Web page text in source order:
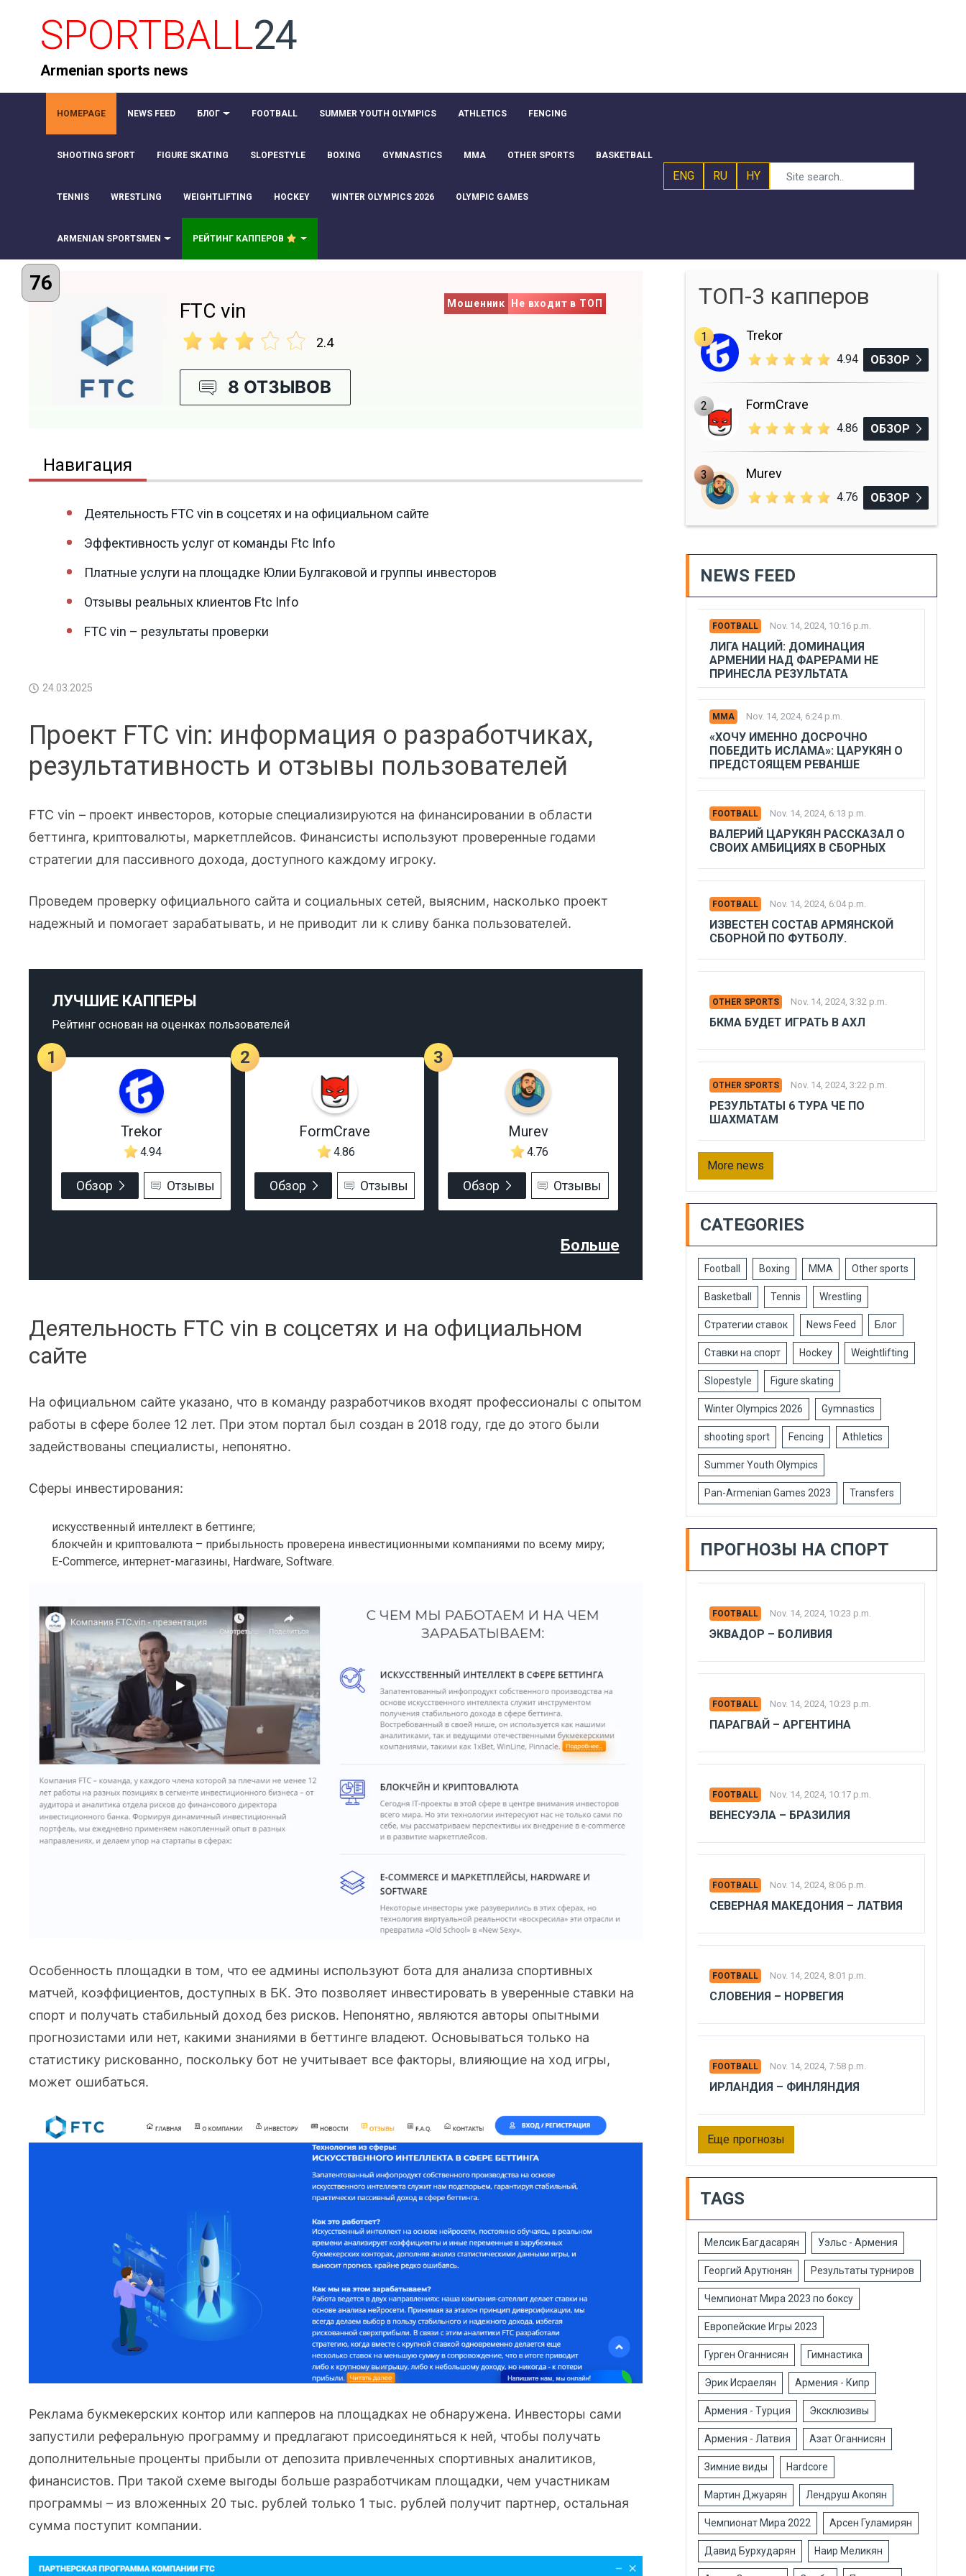
SPORTBALL24
Armenian sports news
HOMEPAGE NEWS FEED БЛОГ FOOTBALL SUMMER YOUTH OLYMPICS ATHLETICS FENCING
SHOOTING SPORT FIGURE SKATING SLOPESTYLE BOXING GYMNASTICS MMA OTHER SPORTS BASKETBALL
TENNIS WRESTLING WEIGHTLIFTING HOCKEY WINTER OLYMPICS 2026 OLYMPIC GAMES
ARMENIAN SPORTSMEN РЕЙТИНГ КАППЕРОВ
ENG RU HY
76
FTC vin
2.4
Мошенник Не входит в ТОП
8 ОТЗЫВОВ
Навигация
Деятельность FTC vin в соцсетях и на официальном сайте
Эффективность услуг от команды Ftc Info
Платные услуги на площадке Юлии Булгаковой и группы инвесторов
Отзывы реальных клиентов Ftc Info
FTC vin – результаты проверки
24.03.2025
Проект FTC vin: информация о разработчиках,
результативность и отзывы пользователей
FTC vin – проект инвесторов, которые специализируются на финансировании в области
беттинга, криптовалюты, маркетплейсов. Финансисты используют проверенные годами
стратегии для пассивного дохода, доступного каждому игроку.
Проведем проверку официального сайта и социальных сетей, выясним, насколько проект
надежный и помогает зарабатывать, и не приводит ли к сливу банка пользователей.
ЛУЧШИЕ КАППЕРЫ
Рейтинг основан на оценках пользователей
1
Trekor
4.94
Обзор Отзывы
2
FormCrave
4.86
Обзор Отзывы
3
Murev
4.76
Обзор Отзывы
Больше
Деятельность FTC vin в соцсетях и на официальном
сайте
На официальном сайте указано, что в команду разработчиков входят профессионалы с опытом
работы в сфере более 12 лет. При этом портал был создан в 2018 году, где до этого были
задействованы специалисты, непонятно.
Сферы инвестирования:
искусственный интеллект в беттинге;
блокчейн и криптовалюта – прибыльность проверена инвестиционными компаниями по всему миру;
E-Commerce, интернет-магазины, Hardware, Software.
Особенность площадки в том, что ее админы используют бота для анализа спортивных
матчей, коэффициентов, доступных в БК. Это позволяет инвестировать в уверенные ставки на
спорт и получать стабильный доход без рисков. Непонятно, являются авторы опытными
прогнозистами или нет, какими знаниями в беттинге владеют. Основываться только на
статистику рискованно, поскольку бот не учитывает все факторы, влияющие на ход игры,
может ошибаться.
Реклама букмекерских контор или капперов на площадках не обнаружена. Инвесторы сами
запустили реферальную программу и предлагают присоединяться к ней, чтобы получать
дополнительные проценты прибыли от депозита привлеченных спортивных аналитиков,
финансистов. При такой схеме выгоды больше разработчикам площадки, чем участникам
программы – из вложенных 20 тыс. рублей только 1 тыс. рублей получит партнер, остальная
сумма поступит компании.
ТОП-3 капперов
1 Trekor
4.94 ОБЗОР
2 FormCrave
4.86 ОБЗОР
3 Murev
4.76 ОБЗОР
NEWS FEED
FOOTBALL Nov. 14, 2024, 10:16 p.m.
ЛИГА НАЦИЙ: ДОМИНАЦИЯ
АРМЕНИИ НАД ФАРЕРАМИ НЕ
ПРИНЕСЛА РЕЗУЛЬТАТА
MMA Nov. 14, 2024, 6:24 p.m.
«ХОЧУ ИМЕННО ДОСРОЧНО
ПОБЕДИТЬ ИСЛАМА»: ЦАРУКЯН О
ПРЕДСТОЯЩЕМ РЕВАНШЕ
FOOTBALL Nov. 14, 2024, 6:13 p.m.
ВАЛЕРИЙ ЦАРУКЯН РАССКАЗАЛ О
СВОИХ АМБИЦИЯХ В СБОРНЫХ
FOOTBALL Nov. 14, 2024, 6:04 p.m.
ИЗВЕСТЕН СОСТАВ АРМЯНСКОЙ
СБОРНОЙ ПО ФУТБОЛУ.
OTHER SPORTS Nov. 14, 2024, 3:32 p.m.
БКМА БУДЕТ ИГРАТЬ В АХЛ
OTHER SPORTS Nov. 14, 2024, 3:22 p.m.
РЕЗУЛЬТАТЫ 6 ТУРА ЧЕ ПО
ШАХМАТАМ
More news
CATEGORIES
Football Boxing MMA Other sports
Basketball Tennis Wrestling
Стратегии ставок News Feed Блог
Ставки на спорт Hockey Weightlifting
Slopestyle Figure skating
Winter Olympics 2026 Gymnastics
shooting sport Fencing Athletics
Summer Youth Olympics
Pan-Armenian Games 2023 Transfers
ПРОГНОЗЫ НА СПОРТ
FOOTBALL Nov. 14, 2024, 10:23 p.m.
ЭКВАДОР – БОЛИВИЯ
FOOTBALL Nov. 14, 2024, 10:23 p.m.
ПАРАГВАЙ – АРГЕНТИНА
FOOTBALL Nov. 14, 2024, 10:17 p.m.
ВЕНЕСУЭЛА – БРАЗИЛИЯ
FOOTBALL Nov. 14, 2024, 8:06 p.m.
СЕВЕРНАЯ МАКЕДОНИЯ – ЛАТВИЯ
FOOTBALL Nov. 14, 2024, 8:01 p.m.
СЛОВЕНИЯ – НОРВЕГИЯ
FOOTBALL Nov. 14, 2024, 7:58 p.m.
ИРЛАНДИЯ – ФИНЛЯНДИЯ
Еще прогнозы
TAGS
Мелсик Багдасарян Уэльс - Армения
Георгий Арутюнян Результаты турниров
Чемпионат Мира 2023 по боксу
Европейские Игры 2023
Гурген Оганнисян Гимнастика
Эрик Исраелян Армения - Кипр
Армения - Турция Эксклюзивы
Армения - Латвия Азат Оганнисян
Зимние виды Hardcore
Мартин Джуарян Лендруш Акопян
Чемпионат Мира 2022 Арсен Гуламирян
Давид Бурхударян Наир Меликян